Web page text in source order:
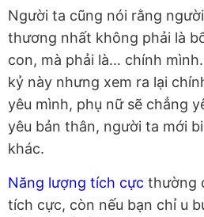
Người ta cũng nói rằng
thương nhất không phải là
con, mà phải là… chính
kỷ này nhưng xem ra lại
yêu mình, phụ nữ sẽ chẳng
yêu bản thân, người ta mới
khác.
Năng lượng tích cực thường
tích cực, còn nếu bạn chỉ u